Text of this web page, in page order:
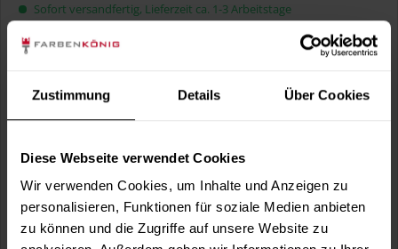
Zustimmung Details Über Cookies
Diese Webseite verwendet Cookies
Wir verwenden Cookies, um Inhalte und Anzeigen zu
personalisieren, Funktionen für soziale Medien anbieten
zu können und die Zugriffe auf unsere Website zu
Sofort versandfertig, Lieferzeit ca. 1-3 Arbeitstage
Liter:
Merken Fragen zum Artikel?